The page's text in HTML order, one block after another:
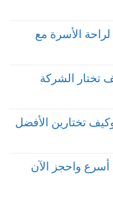
الأسرة مع
الشركة
تختارين الأفضل
في 6 أكتوبر.. أسرع واحجز الآن